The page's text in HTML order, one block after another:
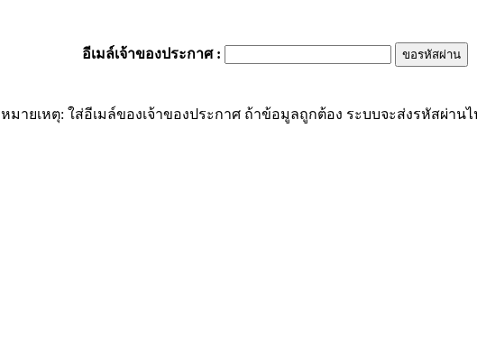
อีเมล์เจ้าของประกาศ:
หมายเหตุ: ใส่อีเมล์ของเจ้าของประกาศ ถ้าข้อมูลถูกต้อง ระบบจะส่งรหัสผ่าน